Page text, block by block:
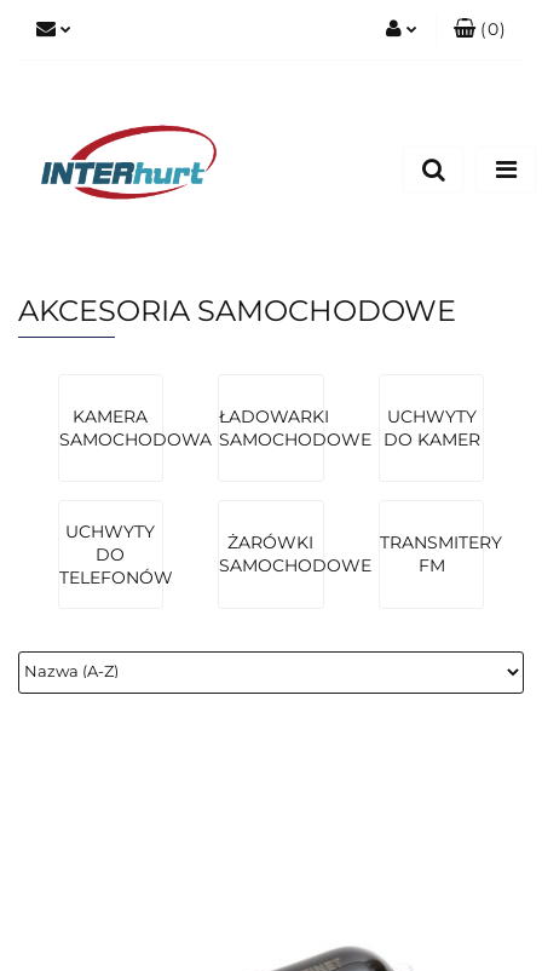
(0)
AKCESORIA SAMOCHODOWE
KAMERA
SAMOCHODOWA
ŁADOWARKI
SAMOCHODOWE
UCHWYTY
DO KAMER
UCHWYTY
DO
TELEFONÓW
ŻARÓWKI
SAMOCHODOWE
TRANSMITERY
FM